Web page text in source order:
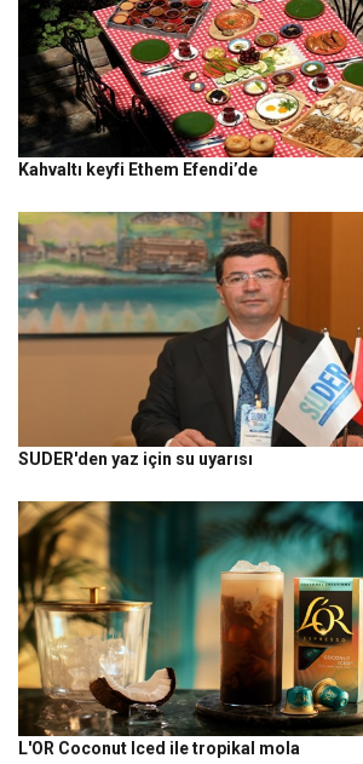
Kahvaltı keyfi Ethem Efendi’de
SUDER'den yaz için su uyarısı
L'OR Coconut Iced ile tropikal mola